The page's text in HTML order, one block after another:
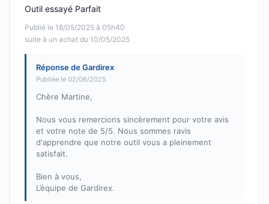
Publié le 18/05/2025 à 05h40
suite à un achat du 10/05/2025
Outil essayé Parfait
Réponse de Gardirex
Publiée le 02/06/2025
Chère Martine,
Nous vous remercions sincèrement pour votre avis
et votre note de 5/5. Nous sommes ravis
d'apprendre que notre outil vous a pleinement
satisfait.
Bien à vous,
L’équipe de Gardirex.